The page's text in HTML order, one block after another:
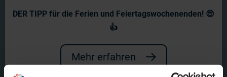
hinter unserem Carsystem steckt
zeigen wir in unserem aktuellen Video.
DER TIPP für die Ferien und Feiertagswochenenden! 😎
👍
Mehr erfahren